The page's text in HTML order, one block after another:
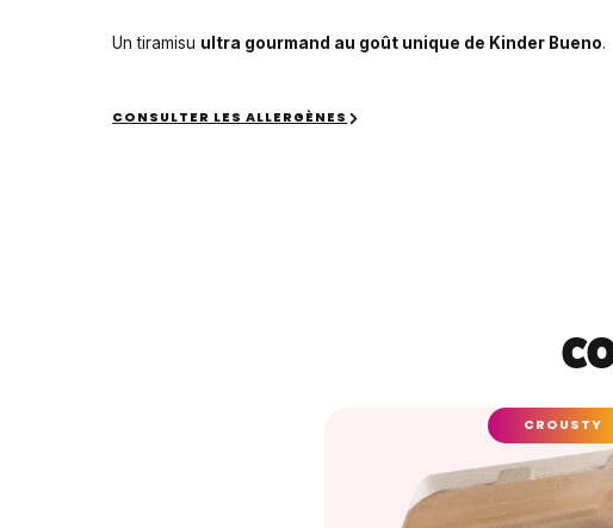
Un tiramisu ultra gourmand au goût unique de Kinder Bueno.
CONSULTER LES ALLERGÈNES
CROUSTY